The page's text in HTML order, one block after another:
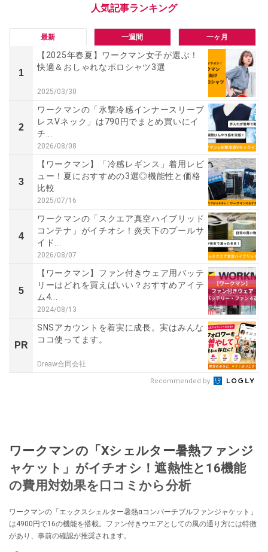
最新 一週間 一ヶ月
1
【2025年春夏】ワークマン女子が選ぶ！
快適＆おしゃれなポロシャツ3選
2025/03/30
2
ワークマンの「氷撃冷感インナースリーブ
レスVネック」は790円でまとめ買いにイ
チ...
2026/08/08
3
【ワークマン】「冷感レギンス」着用レビ
ュー！夏におすすめの3選◎機能性と価格
比較
2025/07/16
4
ワークマンの「スクエア真空ハイブリッド
コンテナ」がイチオシ！炎天下のプールサ
イド...
2026/08/07
5
【ワークマン】ファン付きウェア用バッテ
リーはどれを買えばいい？おすすめアイテ
ム4...
2024/08/13
PR
SNSアカウントを着実に成長。実はみんな
ココ使ってます。
Dreaw合同会社
Recommended by
ワークマンの「Xシェルター暑熱ファンジ
ャケット」がイチオシ！遮熱性と16機能
の費用対効果を口コミから分析
ワークマンの「エックスシェルター暑熱αコンバーチブルファンジャケット」
は4900円で16の機能を搭載。ファン付きウエアとしての風の通り方には特徴
があり、事前の確認が推奨されます。